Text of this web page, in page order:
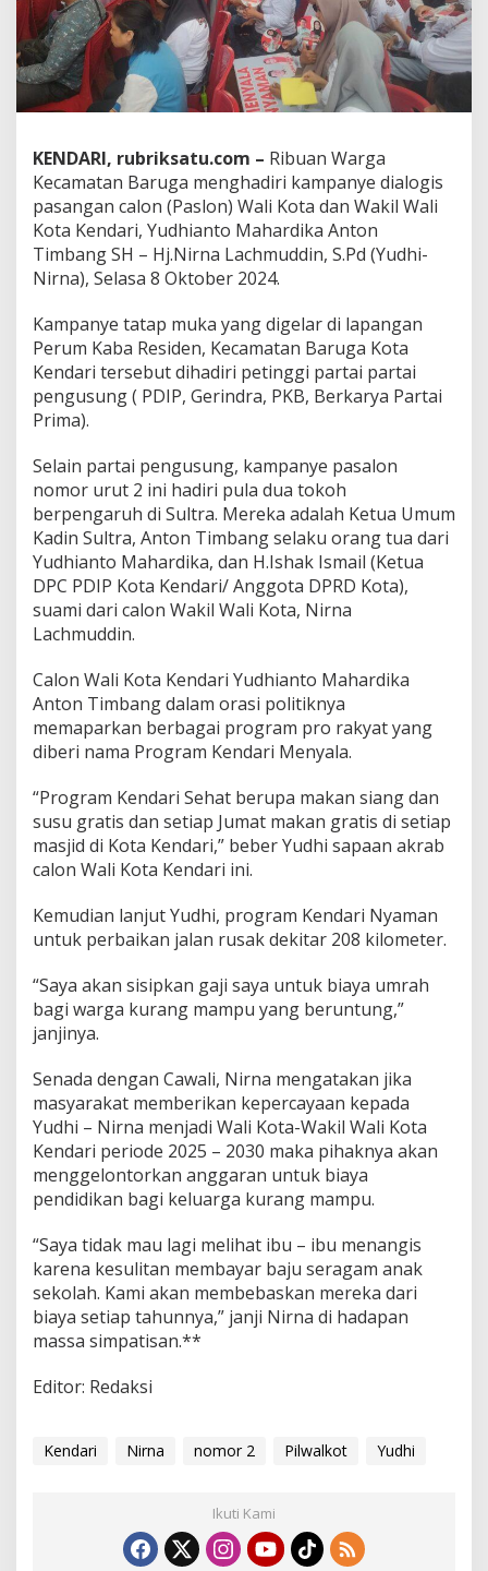
i
-
N
i
r
n
d
i
B
a
r
u
g
a
i
h
a
i
R
i
b
u
a
n
S
i
m
t
i
s
a
n
KENDARI, rubriksatu.com – Ribuan Warga
Kecamatan Baruga menghadiri kampanye dialogis
pasangan calon (Paslon) Wali Kota dan Wakil Wali
Kota Kendari, Yudhianto Mahardika Anton
Timbang SH – Hj.Nirna Lachmuddin, S.Pd (Yudhi-
Nirna), Selasa 8 Oktober 2024.
Kampanye tatap muka yang digelar di lapangan
Perum Kaba Residen, Kecamatan Baruga Kota
Kendari tersebut dihadiri petinggi partai partai
pengusung ( PDIP, Gerindra, PKB, Berkarya Partai
Prima).
Selain partai pengusung, kampanye pasalon
nomor urut 2 ini hadiri pula dua tokoh
berpengaruh di Sultra. Mereka adalah Ketua Umum
Kadin Sultra, Anton Timbang selaku orang tua dari
Yudhianto Mahardika, dan H.Ishak Ismail (Ketua
DPC PDIP Kota Kendari/ Anggota DPRD Kota),
suami dari calon Wakil Wali Kota, Nirna
Lachmuddin.
Calon Wali Kota Kendari Yudhianto Mahardika
Anton Timbang dalam orasi politiknya
memaparkan berbagai program pro rakyat yang
diberi nama Program Kendari Menyala.
“Program Kendari Sehat berupa makan siang dan
susu gratis dan setiap Jumat makan gratis di setiap
masjid di Kota Kendari,” beber Yudhi sapaan akrab
calon Wali Kota Kendari ini.
Kemudian lanjut Yudhi, program Kendari Nyaman
untuk perbaikan jalan rusak dekitar 208 kilometer.
“Saya akan sisipkan gaji saya untuk biaya umrah
bagi warga kurang mampu yang beruntung,”
janjinya.
Senada dengan Cawali, Nirna mengatakan jika
masyarakat memberikan kepercayaan kepada
Yudhi – Nirna menjadi Wali Kota-Wakil Wali Kota
Kendari periode 2025 – 2030 maka pihaknya akan
menggelontorkan anggaran untuk biaya
pendidikan bagi keluarga kurang mampu.
“Saya tidak mau lagi melihat ibu – ibu menangis
karena kesulitan membayar baju seragam anak
sekolah. Kami akan membebaskan mereka dari
biaya setiap tahunnya,” janji Nirna di hadapan
massa simpatisan.**
Editor: Redaksi
Kendari Nirna nomor 2 Pilwalkot Yudhi
Ikuti Kami